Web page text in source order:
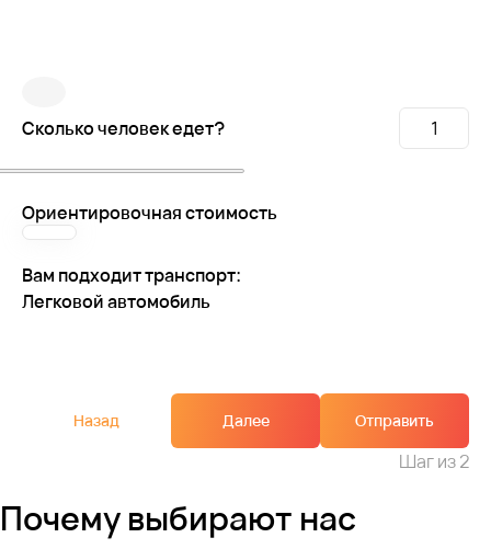
Сколько человек едет?
Ориентировочная стоимость
Вам подходит транспорт:
Легковой автомобиль
Назад Далее Отправить
Шагиз 2
Почему выбирают нас